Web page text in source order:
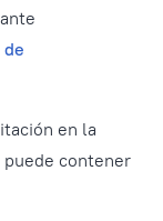
en la
puede contener